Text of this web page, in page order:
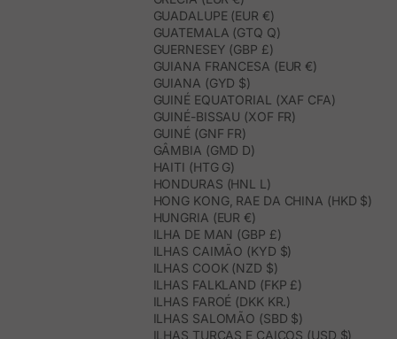
GUADALUPE (EUR €)
GUATEMALA (GTQ Q)
GUERNESEY (GBP £)
GUIANA FRANCESA (EUR €)
GUIANA (GYD $)
GUINÉ EQUATORIAL (XAF CFA)
GUINÉ-BISSAU (XOF FR)
GUINÉ (GNF FR)
GÂMBIA (GMD D)
HAITI (HTG G)
HONDURAS (HNL L)
HONG KONG, RAE DA CHINA (HKD $)
HUNGRIA (EUR €)
ILHA DE MAN (GBP £)
ILHAS CAIMÃO (KYD $)
ILHAS COOK (NZD $)
ILHAS FALKLAND (FKP £)
ILHAS FAROÉ (DKK KR.)
ILHAS SALOMÃO (SBD $)
ILHAS TURCAS E CAICOS (USD $)